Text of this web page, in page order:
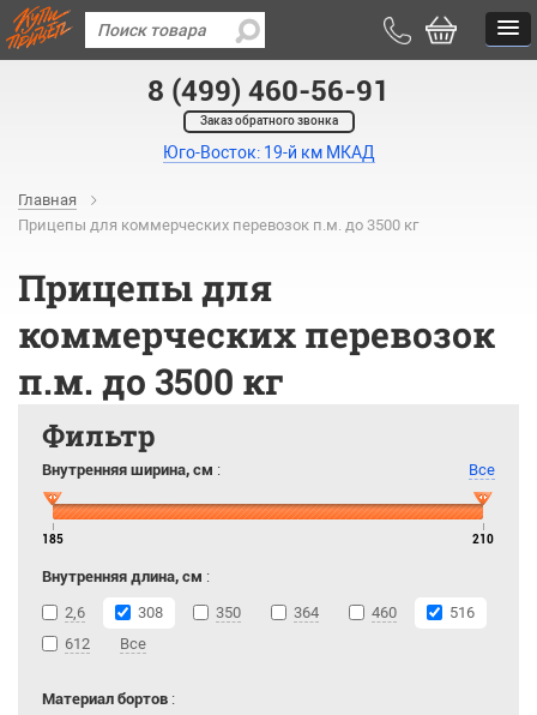
8 (499) 460-56-91
Заказ обратного звонка
Юго-Восток: 19-й км МКАД
Главная
Прицепы для коммерческих перевозок п.м. до 3500 кг
Прицепы для
коммерческих перевозок
п.м. до 3500 кг
Фильтр
Внутренняя ширина, см : Все
185 210
Внутренняя длина, см :
2,6
308 350 364 460
516
612
Все
Материал бортов :